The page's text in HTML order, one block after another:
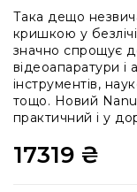
Така дещо
кришкою у
значно спрощує
відеоапаратури і
інструментів,
тощо. Новий
практичний і у
17319 ₴